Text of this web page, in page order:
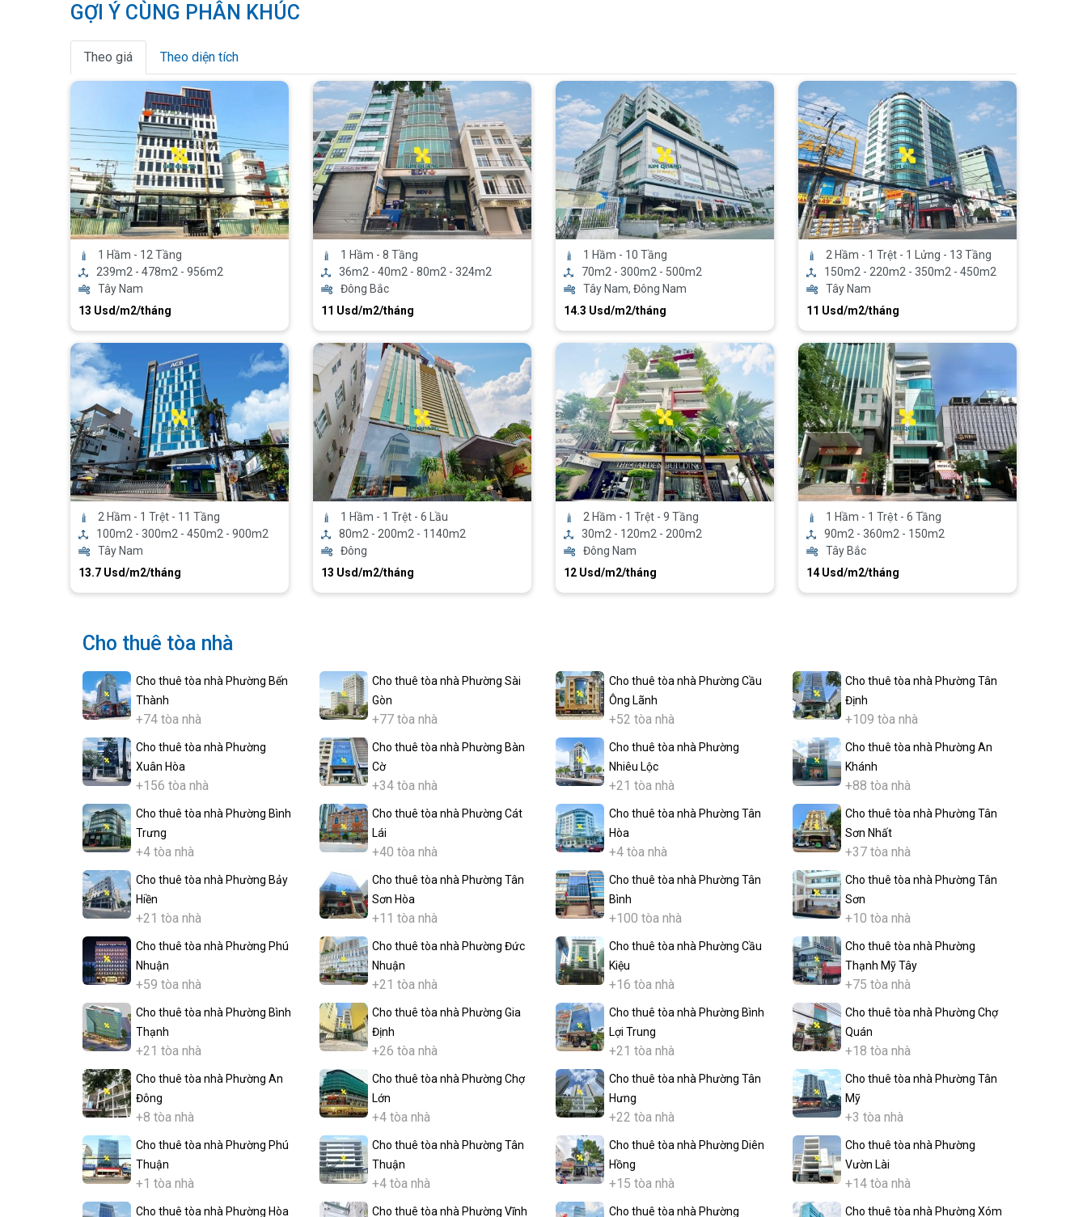
GỢI Ý CÙNG PHÂN KHÚC
Theo giá Theo diện tích
1 Hầm - 12 Tầng
239m2 - 478m2 - 956m2
Tây Nam
13 Usd/m2/tháng
1 Hầm - 8 Tầng
36m2 - 40m2 - 80m2 - 324m2
Đông Bắc
11 Usd/m2/tháng
1 Hầm - 10 Tầng
70m2 - 300m2 - 500m2
Tây Nam, Đông Nam
14.3 Usd/m2/tháng
2 Hầm - 1 Trệt - 1 Lửng - 13 Tầng
150m2 - 220m2 - 350m2 - 450m2
Tây Nam
11 Usd/m2/tháng
2 Hầm - 1 Trệt - 11 Tầng
100m2 - 300m2 - 450m2 - 900m2
Tây Nam
13.7 Usd/m2/tháng
1 Hầm - 1 Trệt - 6 Lầu
80m2 - 200m2 - 1140m2
Đông
13 Usd/m2/tháng
2 Hầm - 1 Trệt - 9 Tầng
30m2 - 120m2 - 200m2
Đông Nam
12 Usd/m2/tháng
1 Hầm - 1 Trệt - 6 Tầng
90m2 - 360m2 - 150m2
Tây Bắc
14 Usd/m2/tháng
Cho thuê tòa nhà
Cho thuê tòa nhà Phường Bến
Thành
+74 tòa nhà
Cho thuê tòa nhà Phường Sài
Gòn
+77 tòa nhà
Cho thuê tòa nhà Phường Cầu
Ông Lãnh
+52 tòa nhà
Cho thuê tòa nhà Phường Tân
Định
+109 tòa nhà
Cho thuê tòa nhà Phường
Xuân Hòa
+156 tòa nhà
Cho thuê tòa nhà Phường Bàn
Cờ
+34 tòa nhà
Cho thuê tòa nhà Phường
Nhiêu Lộc
+21 tòa nhà
Cho thuê tòa nhà Phường An
Khánh
+88 tòa nhà
Cho thuê tòa nhà Phường Bình
Trưng
+4 tòa nhà
Cho thuê tòa nhà Phường Cát
Lái
+40 tòa nhà
Cho thuê tòa nhà Phường Tân
Hòa
+4 tòa nhà
Cho thuê tòa nhà Phường Tân
Sơn Nhất
+37 tòa nhà
Cho thuê tòa nhà Phường Bảy
Hiền
+21 tòa nhà
Cho thuê tòa nhà Phường Tân
Sơn Hòa
+11 tòa nhà
Cho thuê tòa nhà Phường Tân
Bình
+100 tòa nhà
Cho thuê tòa nhà Phường Tân
Sơn
+10 tòa nhà
Cho thuê tòa nhà Phường Phú
Nhuận
+59 tòa nhà
Cho thuê tòa nhà Phường Đức
Nhuận
+21 tòa nhà
Cho thuê tòa nhà Phường Cầu
Kiệu
+16 tòa nhà
Cho thuê tòa nhà Phường
Thạnh Mỹ Tây
+75 tòa nhà
Cho thuê tòa nhà Phường Bình
Thạnh
+21 tòa nhà
Cho thuê tòa nhà Phường Gia
Định
+26 tòa nhà
Cho thuê tòa nhà Phường Bình
Lợi Trung
+21 tòa nhà
Cho thuê tòa nhà Phường Chợ
Quán
+18 tòa nhà
Cho thuê tòa nhà Phường An
Đông
+8 tòa nhà
Cho thuê tòa nhà Phường Chợ
Lớn
+4 tòa nhà
Cho thuê tòa nhà Phường Tân
Hưng
+22 tòa nhà
Cho thuê tòa nhà Phường Tân
Mỹ
+3 tòa nhà
Cho thuê tòa nhà Phường Phú
Thuận
+1 tòa nhà
Cho thuê tòa nhà Phường Tân
Thuận
+4 tòa nhà
Cho thuê tòa nhà Phường Diên
Hồng
+15 tòa nhà
Cho thuê tòa nhà Phường
Vườn Lài
+14 tòa nhà
Cho thuê tòa nhà Phường Hòa Cho thuê tòa nhà Phường Vĩnh Cho thuê tòa nhà Phường Cho thuê tòa nhà Phường Xóm